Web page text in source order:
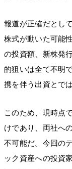
報道が正確だとし
株式が動いた可能
の投資額、新株発
的狙いは全て不明
携を伴う出資とで
このため、現時点
けであり、両社へ
不可能だ。今回の
ック資産への投資